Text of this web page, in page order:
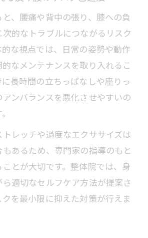
ントに安全なストレッチを行う
の反り腰改善ストレッチの工夫
、腰痛や背中の張り、膝への負
的なトラブルにつながるリスク
な視点では、日常の姿勢や動作
なメンテナンスを取り入れるこ
長時間の立ちっぱなしや座りっ
ンバランスを悪化させやすいの
レッチや過度なエクササイズは
あるため、専門家の指導のもと
とが大切です。整体院では、身
適切なセルフケア方法が提案さ
を最小限に抑えた対策が行えま